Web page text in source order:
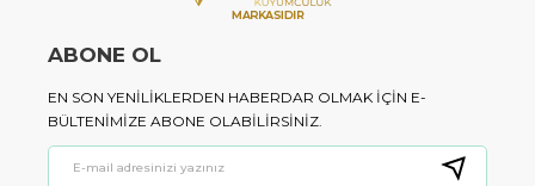
ABONE OL
EN SON YENILIKLERDEN HABERDAR OLMAK IÇIN E-
BÜLTENIMIZE ABONE OLABILIRSINIZ.